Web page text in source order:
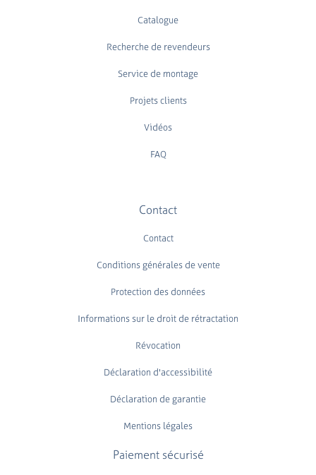
Catalogue
Recherche de revendeurs
Service de montage
Projets clients
Vidéos
FAQ
Contact
Contact
Conditions générales de vente
Protection des données
Informations sur le droit de rétractation
Révocation
Déclaration d'accessibilité
Déclaration de garantie
Mentions légales
Paiement sécurisé